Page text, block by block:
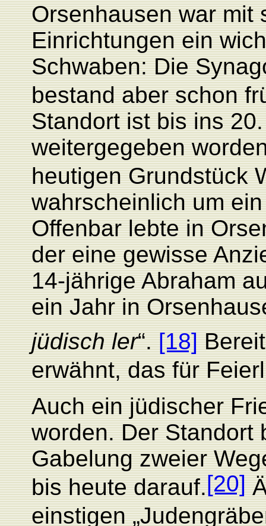
Orsenhausen war mit
Einrichtungen ein
Schwaben: Die
bestand aber schon
Standort ist bis ins
weitergegeben
heutigen Grundstück
wahrscheinlich um
Offenbar lebte in
der eine gewisse
14-jährige Abraham
ein Jahr in
jüdisch ler“. [18]
erwähnt, das für
Auch ein jüdischer
worden. Der Standort
Gabelung zweier
bis heute darauf.[20]
einstigen